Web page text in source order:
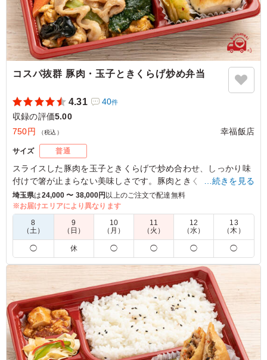
軽めのものがいいという人にはよく売れました！ しっか
りしたおにぎりも食べ応えがあってとてもよかったです！
また機会があれば注文したいです！
ご利用シーン：ロケ・撮影›収録
東京都港区東新橋2022/07/28
コスパ抜群 豚肉・玉子ときくらげ炒め弁当
4.31 40件
収録の評価5.00
750円
（税込） 幸福飯店
サイズ 普通
スライスした豚肉を玉子ときくらげで炒め合わせ、しっかり味
付けで箸が止まらない美味しさです。豚肉ときくらげが食べら
れるお得感抜群なお弁当です。
※写真は「焼き小龍包」になっておりますが現在「焼き小籠
包」はございません。
※点心は「手作り餃子」「自家製春巻き」からお選びいただけ
ます。
※下記プルダウンよりお選び下さい。
5.0 株式会社エナック
撮影ではこちらのお弁当が人気でした！豚肉・玉子ときく
らげの炒め物が特に香りが良くて美味しかったです！付け
合わせの麻婆豆腐が山椒が効いた本格的な味で素晴らしか
ったです。次は麻婆豆腐メインでいただきたいと思いま
…続きを見る
埼玉県は24,000 〜 38,000円以上のご注文で配達無料
※お届けエリアにより異なります
8
（土）
9
（日）
10
（月）
11
（火）
12
（水）
13
（木）
◯ 休 ◯ ◯ ◯ ◯